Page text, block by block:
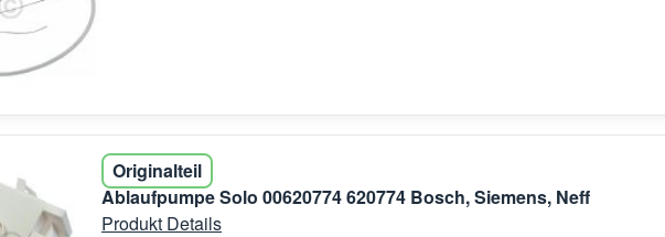
Originalteil
Ablaufpumpe Solo 00620774 620774 Bosch, Siemens, Neff
Produkt Details